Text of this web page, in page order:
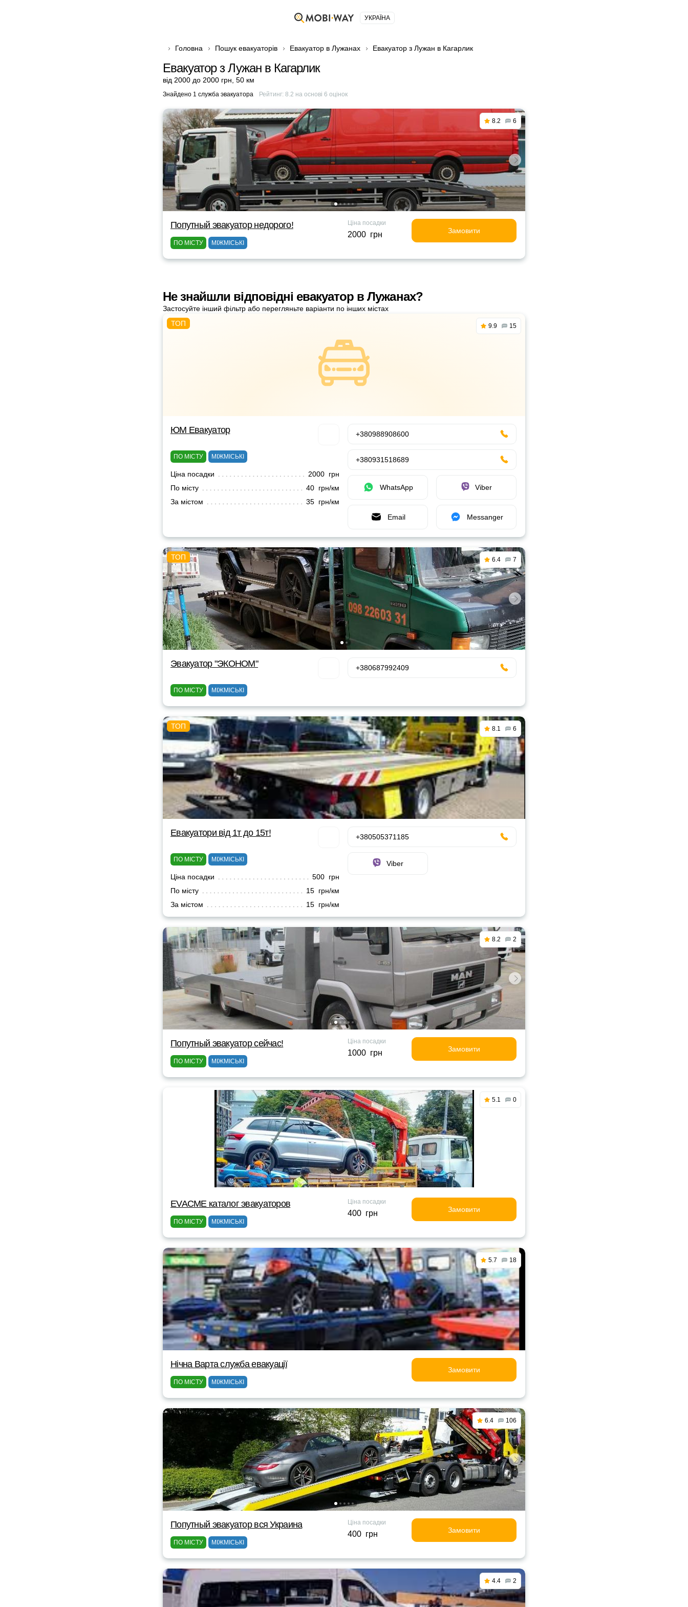
УКРАЇНА
Головна Пошук евакуаторів Евакуатор в Лужанах Евакуатор з Лужан в Кагарлик
Евакуатор з Лужан в Кагарлик
від 2000 до 2000 грн 50 км
Знайдено 1 служба эвакуатора Рейтинг: 8.2 на основі 6 оцінок
8.2 6
Попутный эвакуатор недорого!
ПО МІСТУ МІЖМІСЬКІ
Ціна посадки
2000 грн Замовити
Не знайшли відповідні евакуатор в Лужанах?
Застосуйте інший фільтр або перегляньте варіанти по інших містах
9.9 15
ЮМ Евакуатор
ПО МІСТУ МІЖМІСЬКІ
Ціна посадки
2000 грн
По місту
40 грн/км
За містом
35 грн/км
+380988908600
+380931518689
WhatsApp Viber
Email Messanger
6.4 7
Эвакуатор "ЭКОНОМ"
ПО МІСТУ МІЖМІСЬКІ
+380687992409
8.1 6
Евакуатори від 1т до 15т!
ПО МІСТУ МІЖМІСЬКІ
Ціна посадки
500 грн
По місту
15 грн/км
За містом
15 грн/км
+380505371185
Viber
8.2 2
Попутный эвакуатор сейчас!
ПО МІСТУ МІЖМІСЬКІ
Ціна посадки
1000 грн Замовити
5.1 0
EVACME каталог эвакуаторов
ПО МІСТУ МІЖМІСЬКІ
Ціна посадки
400 грн Замовити
5.7 18
Нічна Варта служба евакуації
ПО МІСТУ МІЖМІСЬКІ
Замовити
6.4 106
Попутный эвакуатор вся Украина
ПО МІСТУ МІЖМІСЬКІ
Ціна посадки
400 грн Замовити
4.4 2